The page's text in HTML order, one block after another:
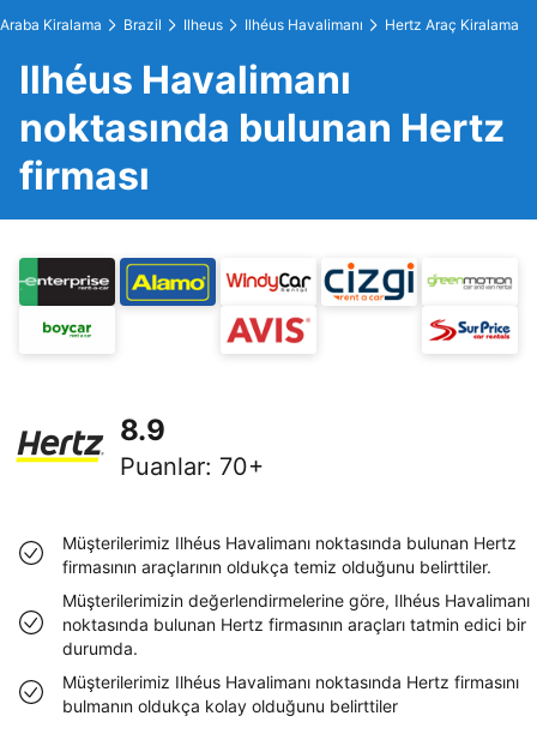
Araba Kiralama Brazil Ilheus Ilhéus Havalimanı Hertz Araç Kiralama
Ilhéus Havalimanı
noktasında bulunan Hertz
firması
8.9
Puanlar: 70+
Müşterilerimiz Ilhéus Havalimanı noktasında bulunan Hertz
firmasının araçlarının oldukça temiz olduğunu belirttiler.
Müşterilerimizin değerlendirmelerine göre, Ilhéus Havalimanı
noktasında bulunan Hertz firmasının araçları tatmin edici bir
durumda.
Müşterilerimiz Ilhéus Havalimanı noktasında Hertz firmasını
bulmanın oldukça kolay olduğunu belirttiler